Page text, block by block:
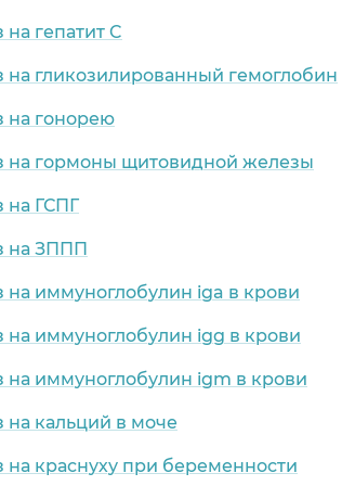
гепатит C
на гликозилированный гемоглобин
на гонорею
на гормоны щитовидной железы
на ГСПГ
на ЗППП
на иммуноглобулин iga в крови
на иммуноглобулин igg в крови
на иммуноглобулин igm в крови
на кальций в моче
на краснуху при беременности